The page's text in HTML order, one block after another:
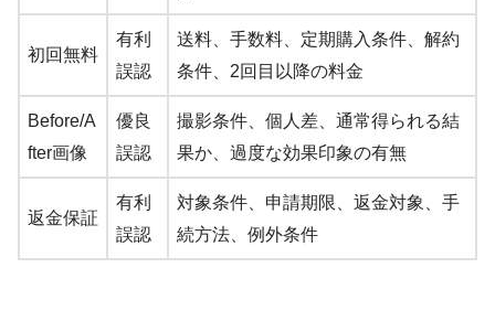
初回無料
有利
誤認
送料、手数料、定期購入条件、解約
条件、2回目以降の料金
Before/A
fter画像
優良
誤認
撮影条件、個人差、通常得られる結
果か、過度な効果印象の有無
返金保証
有利
誤認
対象条件、申請期限、返金対象、手
続方法、例外条件